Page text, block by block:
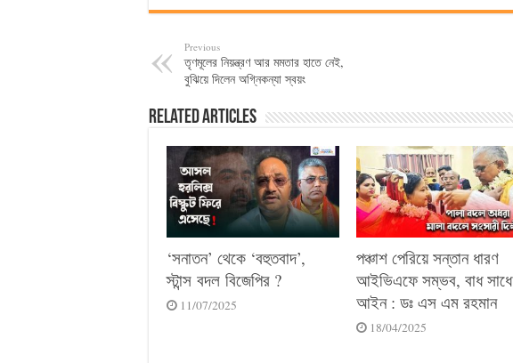
Previous
তৃণমূলের নিয়ন্ত্রণ আর মমতার হাতে নেই,
বুঝিয়ে দিলেন অগ্নিকন্যা স্বয়ং
Related Articles
‘সনাতন’ থেকে ‘বহুতবাদ’,
স্টান্স বদল বিজেপির ?
11/07/2025
পঞ্চাশ পেরিয়ে সন্তান ধারণ
আইভিএফে সম্ভব, বাধ সাধে
আইন : ডঃ এস এম রহমান
18/04/2025